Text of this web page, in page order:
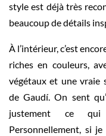
style est déjà très
beaucoup de détails
À l’intérieur, c’est
riches en couleurs,
végétaux et une vraie
de Gaudí. On sent
justement ce
Personnellement, si